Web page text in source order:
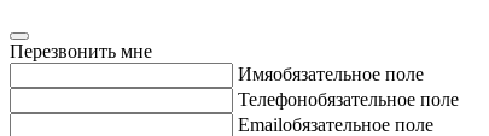
Перезвонить мне
Имяобязательное поле
Телефонобязательное поле
Emailобязательное поле